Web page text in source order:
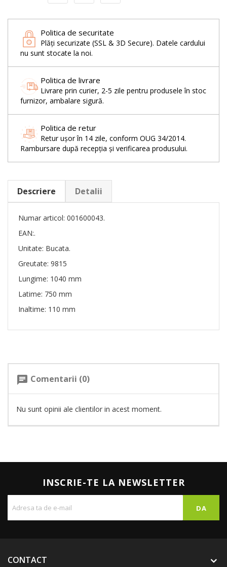
Politica de securitate
Plăți securizate (SSL & 3D Secure). Datele cardului
nu sunt stocate la noi.
Politica de livrare
Livrare prin curier, 2-5 zile pentru produsele în stoc
furnizor, ambalare sigură.
Politica de retur
Retur ușor în 14 zile, conform OUG 34/2014.
Rambursare după recepția și verificarea produsului.
Descriere Detalii
Numar articol: 001600043.
EAN:.
Unitate: Bucata.
Greutate: 9815
Lungime: 1040 mm
Latime: 750 mm
Inaltime: 110 mm
chat Comentarii (0)
Nu sunt opinii ale clientilor in acest moment.
INSCRIE-TE LA NEWSLETTER
CONTACT